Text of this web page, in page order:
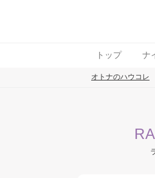
トップ ナ
トレンド ワー
オトナのハウコレ